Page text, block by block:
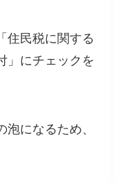
住民税に関する
」にチェックを
になるため、